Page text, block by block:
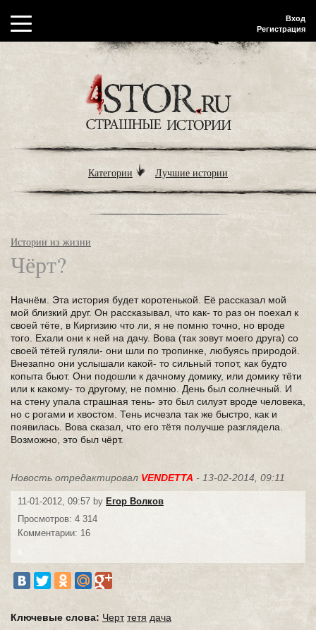
Вход
Регистрация
Категории Лучшие истории
Истории из жизни
Чёрт?
Начнём. Эта история будет коротенькой. Её рассказал мой
мой близкий друг. Он рассказывал, что как- то раз он поехал к
своей тёте, в Киргизию что ли, я не помню точно, но вроде
того. Ехали они к ней на дачу. Вова (так зовут моего друга) со
своей тётей гуляли- они шли по тропинке, любуясь природой.
Внезапно они услышали какой- то сильный топот, как будто
копыта бьют. Они подошли к дачному домику, или домику тёти
или к какому- то другому, не помню. День был солнечный. И
на стену упала страшная тень- это был силуэт вроде человека,
но с рогами и хвостом. Тень исчезла так же быстро, как и
появилась. Вова сказал, что его тётя получше разглядела.
Возможно, это был чёрт.
Новость отредактировал VENDETTA - 13-02-2014, 09:11
11-01-2012, 09:57 by Егор Волков
Просмотров: 4 314
Комментарии: 16
Ключевые слова: Черт тетя дача